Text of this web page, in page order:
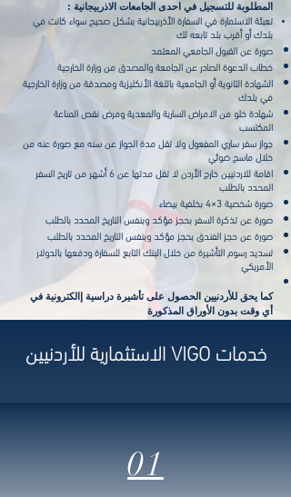
المطلوبة للتسجيل في احدى الجامعات الاذربيجانية :
تعبئة الاستمارة في السفارة الأذربيجانية بشكل صحيح سواء كانت في
بلدك أو أقرب بلد تابعه لك
صورة عن القبول الجامعي المعتمد
خطاب الدعوة الصادر عن الجامعة والمصدق من وزارة الخارجية
الشهادة الثانوية أو الجامعية باللغة الأنكليزية ومصدقة من وزارة الخارجية
في بلدك
شهادة خلو من الامراض السارية والمعدية ومرض نقص المناعة
المكتسب
جواز سفر ساري المفعول ولا تقل مدة الجواز عن سنه مع صورة عنه من
خلال ماسح ضوئي
اقامة للاردنيين خارج الأردن لا تقل مدتها عن 6 أشهر من تاريخ السفر
المحدد بالطلب
صورة شخصية 3×4 بخلفية بيضاء
صورة عن تذكرة السفر بحجز مؤكد وبنفس التاريخ المحدد بالطلب
صورة عن حجز الفندق بحجز مؤكد وبنفس التاريخ المحدد بالطلب
تسديد رسوم التأشيرة من خلال البنك التابع للسفارة ودفعها بالدولار
الأمريكي
كما يحق للأردنيين الحصول على تأشيرة دراسية إالكترونية في
أي وقت بدون الأوراق المذكورة
خدمات VIGO الاستثمارية للأردنيين
01